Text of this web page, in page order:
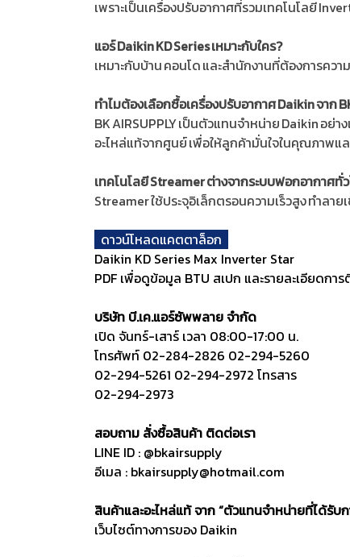
เพราะเป็นเครื่องปรับอากาศที่รวมเทคโนโลยี
แอร์ Daikin KD Series เหมาะกับใคร?
เหมาะกับบ้าน คอนโด และสำนักงานที่ต้องการคว
ทำไมต้องเลือกซื้อเครื่องปรับอากาศ Daikin จาก
BK AIRSUPPLY เป็นตัวแทนจำหน่าย Daikin อ
อะไหล่แท้จากศูนย์ เพื่อให้ลูกค้ามั่นใจในคุณภาพแ
เทคโนโลยี Streamer ต่างจากระบบฟอกอากาศทั่ว
Streamer ใช้ประจุอิเล็กตรอนความเร็วสูง ทำล
ดาวน์โหลดแคตตาล็อก
Daikin KD Series Max Inverter Star
PDF เพื่อดูข้อมูล BTU สเปก และรายละเอียดกา
บริษัท บี.เค.แอร์ซัพพลาย จำกัด
เปิด จันทร์-เสาร์ เวลา 08:00-17:00 น.
โทรศัพท์ 02-284-2826 02-294-5260
02-294-5261 02-294-2972 โทรสาร
02-294-2973
สอบถาม สั่งซื้อสินค้า ติดต่อเรา
LINE ID : @bkairsupply
อีเมล : bkairsupply@hotmail.com
สินค้าและอะไหล่แท้ จาก “ตัวแทนจำหน่ายที่ได้รับ
เว็บไซต์ทางการของ Daikin